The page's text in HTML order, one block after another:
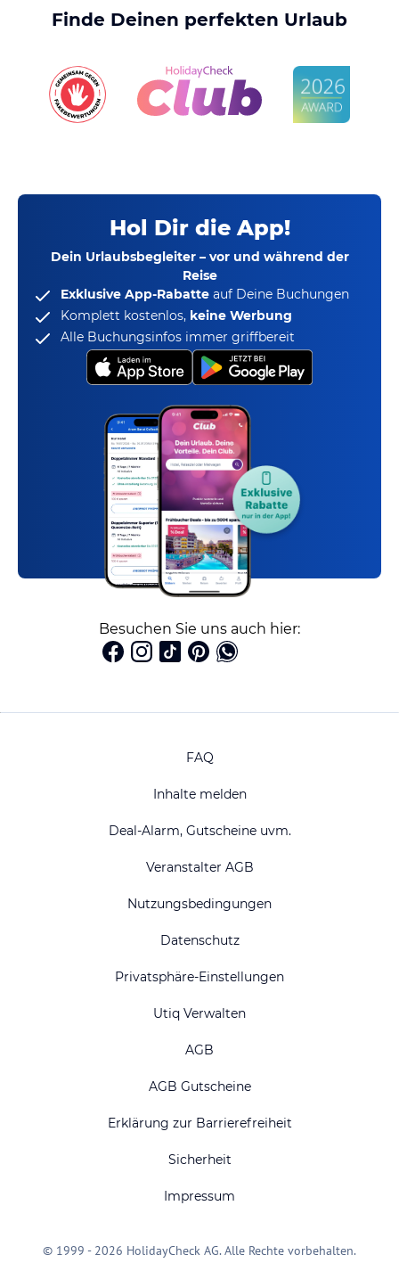
Finde Deinen perfekten Urlaub
Hol Dir die App!
Dein Urlaubsbegleiter – vor und während der
Reise
Exklusive App-Rabatte auf Deine Buchungen
Komplett kostenlos, keine Werbung
Alle Buchungsinfos immer griffbereit
Besuchen Sie uns auch hier:
FAQ
Inhalte melden
Deal-Alarm, Gutscheine uvm.
Veranstalter AGB
Nutzungsbedingungen
Datenschutz
Privatsphäre-Einstellungen
Utiq Verwalten
AGB
AGB Gutscheine
Erklärung zur Barrierefreiheit
Sicherheit
Impressum
© 1999 - 2026 HolidayCheck AG. Alle Rechte vorbehalten.